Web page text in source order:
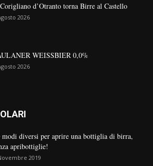
d’Otranto torna Birre al Castello
2026
WEISSBIER 0,0%
2026
modi diversi per aprire una bottiglia di birra,
apribottiglie!
2019